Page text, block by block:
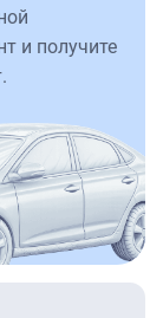
и получите